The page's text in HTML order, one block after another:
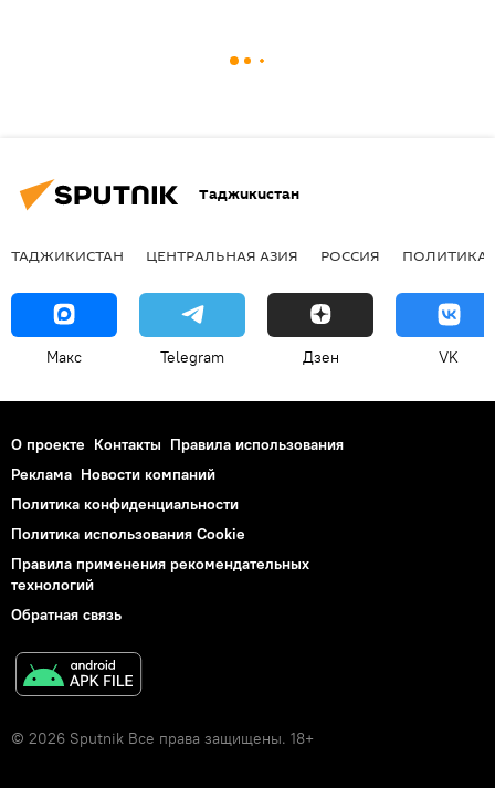
Таджикистан
ТАДЖИКИСТАН ЦЕНТРАЛЬНАЯ АЗИЯ РОССИЯ ПОЛИТИКА
Макс Telegram Дзен VK
О проекте Контакты Правила использования
Реклама Новости компаний
Политика конфиденциальности
Политика использования Cookie
Правила применения рекомендательных
технологий
Обратная связь
© 2026 Sputnik Все права защищены. 18+